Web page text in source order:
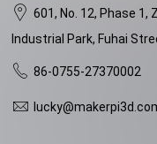
601, No. 12, Phase 1,
Industrial Park, Fuhai
86-0755-27370002